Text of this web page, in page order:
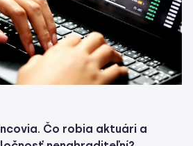
Čo robia aktuári a